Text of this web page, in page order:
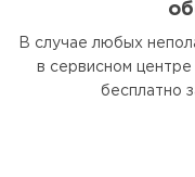
В случае любых
в сервисном центре
бесплатно